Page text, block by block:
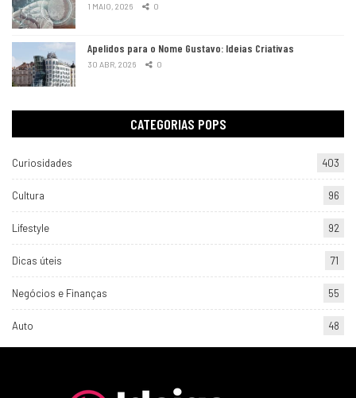
1 MAIO, 2026 0
Apelidos para o Nome Gustavo: Ideias Criativas
30 ABR, 2026 0
CATEGORIAS POPS
Curiosidades 403
Cultura 96
Lifestyle 92
Dicas úteis 71
Negócios e Finanças 55
Auto 48